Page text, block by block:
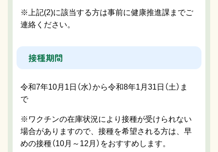
※上記(2)に該当する方は事前に健康推進課までご
連絡ください。
接種期間
令和7年10月1日（水）から令和8年1月31日（土）ま
で
※ワクチンの在庫状況により接種が受けられない
場合がありますので、接種を希望される方は、早
めの接種（10月～12月）をおすすめします。